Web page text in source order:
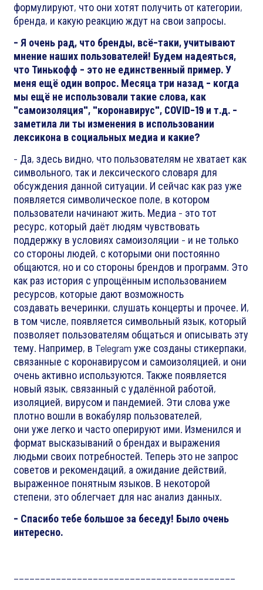
формулируют, что они хотят получить от категории,
бренда, и какую реакцию ждут на свои запросы.
- Я очень рад, что бренды, всё-таки, учитывают
мнение наших пользователей! Будем надеяться,
что Тинькофф - это не единственный пример. У
меня ещё один вопрос. Месяца три назад - когда
мы ещё не использовали такие слова, как
"самоизоляция", "коронавирус", COVID-19 и т.д. -
заметила ли ты изменения в использовании
лексикона в социальных медиа и какие?
- Да, здесь видно, что пользователям не хватает как
символьного, так и лексического словаря для
обсуждения данной ситуации. И сейчас как раз уже
появляется символическое поле, в котором
пользователи начинают жить. Медиа - это тот
ресурс, который даёт людям чувствовать
поддержку в условиях самоизоляции - и не только
со стороны людей, с которыми они постоянно
общаются, но и со стороны брендов и программ. Это
как раз история с упрощённым использованием
ресурсов, которые дают возможность
создавать вечеринки, слушать концерты и прочее. И,
в том числе, появляется символьный язык, который
позволяет пользователям общаться и описывать эту
тему. Например, в Telegram уже созданы стикерпаки,
связанные с коронавирусом и самоизоляцией, и они
очень активно используются. Также появляется
новый язык, связанный с удалённой работой,
изоляцией, вирусом и пандемией. Эти слова уже
плотно вошли в вокабуляр пользователей,
они уже легко и часто оперируют ими. Изменился и
формат высказываний о брендах и выражения
людьми своих потребностей. Теперь это не запрос
советов и рекомендаций, а ожидание действий,
выраженное понятным языков. В некоторой
степени, это облегчает для нас анализ данных.
- Спасибо тебе большое за беседу! Было очень
интересно.